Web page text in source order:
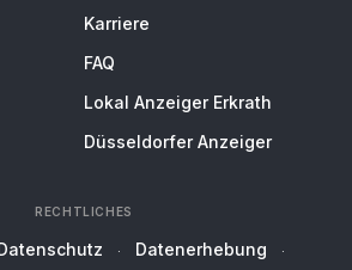
Karriere
FAQ
Lokal Anzeiger Erkrath
Düsseldorfer Anzeiger
RECHTLICHES
Datenerhebung